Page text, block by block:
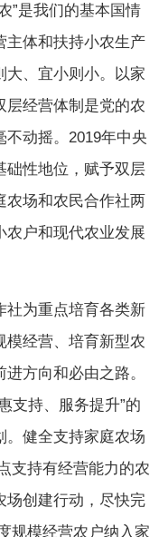
”是我们的基本国情
主体和扶持小农生产
大、宜小则小。以家
层经营体制是党的农
动摇。2019年中央
础性地位，赋予双层
农场和农民合作社两
农户和现代农业发展
社为重点培育各类新
模经营、培育新型农
方向和必由之路。
支持、服务提升”的
。健全支持家庭农场
支持有经营能力的农
场创建行动，尽快完
规模经营农户纳入家